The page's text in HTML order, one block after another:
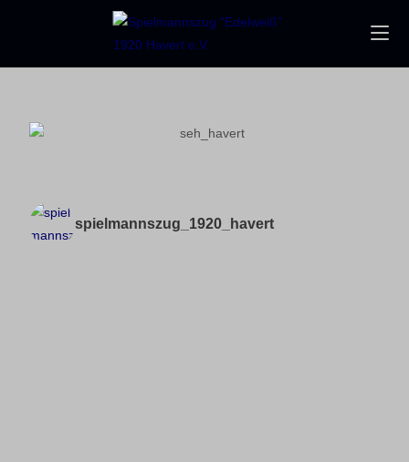
spielmannszug_1920_havert